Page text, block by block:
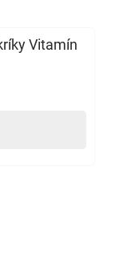
Vitamín